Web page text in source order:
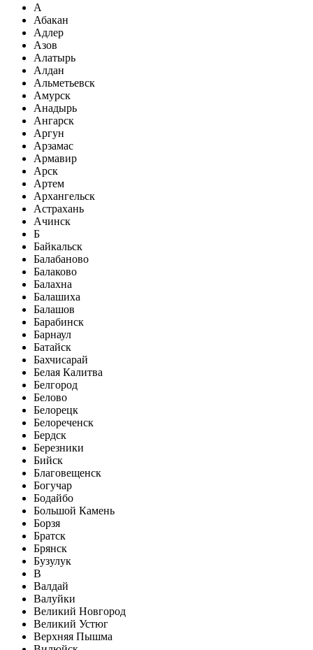
А
Абакан
Адлер
Азов
Алатырь
Алдан
Альметьевск
Амурск
Анадырь
Ангарск
Аргун
Арзамас
Армавир
Арск
Артем
Архангельск
Астрахань
Ачинск
Б
Байкальск
Балабаново
Балаково
Балахна
Балашиха
Балашов
Барабинск
Барнаул
Батайск
Бахчисарай
Белая Калитва
Белгород
Белово
Белорецк
Белореченск
Бердск
Березники
Бийск
Благовещенск
Богучар
Бодайбо
Большой Камень
Борзя
Братск
Брянск
Бузулук
В
Валдай
Валуйки
Великий Новгород
Великий Устюг
Верхняя Пышма